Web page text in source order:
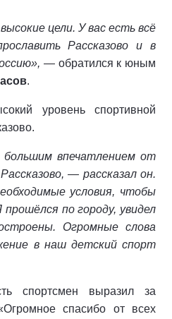
цели. У вас есть всё
Рассказово и в
— обратился к юным
.
уровень спортивной
впечатлением от
— рассказал он.
условия, чтобы
по городу, увидел
Огромные слова
в наш детский спорт
спортсмен выразил за
спасибо от всех